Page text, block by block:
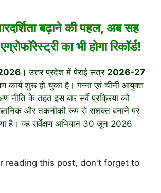
बढ़ाने की पहल, अब सह
का भी होगा रिकॉर्ड!
उत्तर प्रदेश में पेराई सत्र 2026-27
कार्य शुरू हो चुका है। गन्ना एवं चीनी आयुक्त
नीति के तहत इस बार सर्वे प्रक्रिया को
और तकनीकी रूप से सशक्त बनाने पर
है। यह सर्वेक्षण अभियान 30 जून 2026
reading this post, don't forget to